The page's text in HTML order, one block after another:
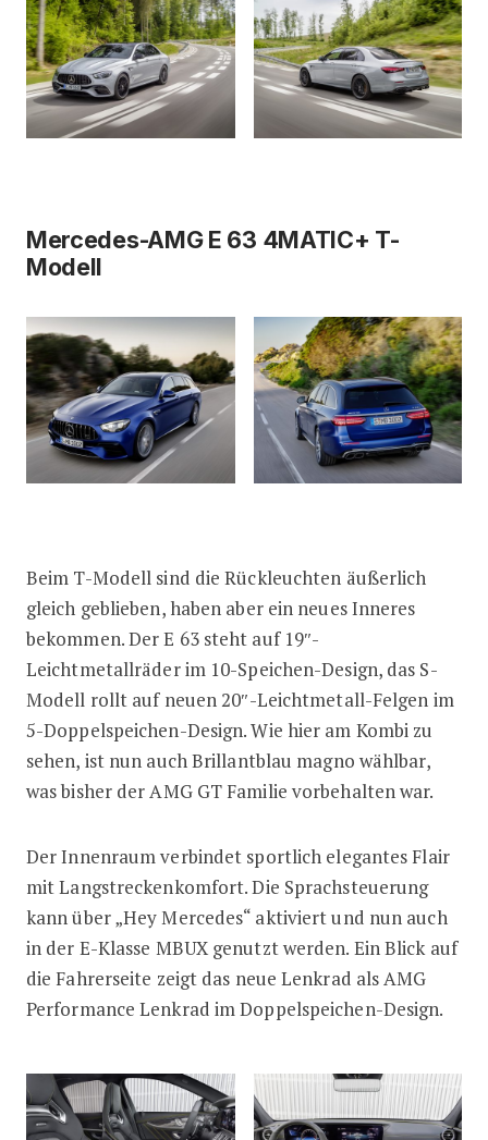
Mercedes-AMG E 63 4MATIC+ T-
Modell
Beim T-Modell sind die Rückleuchten äußerlich
gleich geblieben, haben aber ein neues Inneres
bekommen. Der E 63 steht auf 19″-
Leichtmetallräder im 10-Speichen-Design, das S-
Modell rollt auf neuen 20″-Leichtmetall-Felgen im
5-Doppelspeichen-Design. Wie hier am Kombi zu
sehen, ist nun auch Brillantblau magno wählbar,
was bisher der AMG GT Familie vorbehalten war.
Der Innenraum verbindet sportlich elegantes Flair
mit Langstreckenkomfort. Die Sprachsteuerung
kann über „Hey Mercedes“ aktiviert und nun auch
in der E-Klasse MBUX genutzt werden. Ein Blick auf
die Fahrerseite zeigt das neue Lenkrad als AMG
Performance Lenkrad im Doppelspeichen-Design.